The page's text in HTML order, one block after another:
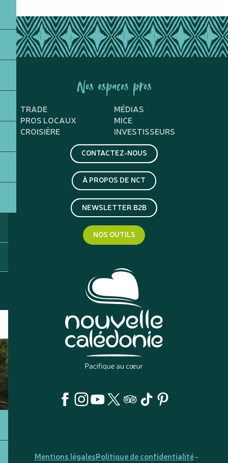
Nos espaces pros
TRADE
MÉDIAS
PROS LOCAUX
MICE
CROISIÈRE
INVESTISSEURS
CONTACTEZ-NOUS
À PROPOS DE NCT
NEWSLETTER B2B
NOS OUTILS
Mentions légalesPolitique de confidentialité